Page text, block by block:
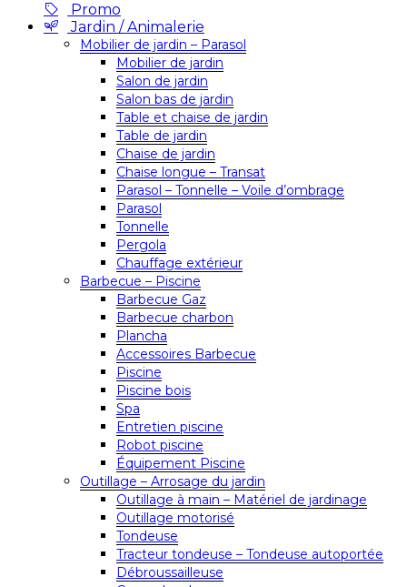
Promo
Jardin / Animalerie
Mobilier de jardin – Parasol
Mobilier de jardin
Salon de jardin
Salon bas de jardin
Table et chaise de jardin
Table de jardin
Chaise de jardin
Chaise longue – Transat
Parasol – Tonnelle – Voile d’ombrage
Parasol
Tonnelle
Pergola
Chauffage extérieur
Barbecue – Piscine
Barbecue Gaz
Barbecue charbon
Plancha
Accessoires Barbecue
Piscine
Piscine bois
Spa
Entretien piscine
Robot piscine
Équipement Piscine
Outillage – Arrosage du jardin
Outillage à main – Matériel de jardinage
Outillage motorisé
Tondeuse
Tracteur tondeuse – Tondeuse autoportée
Débroussailleuse